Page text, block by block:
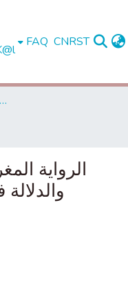
FAQ CNRST
Université Abdelmalek Essaadi - Tétouan
الرواية